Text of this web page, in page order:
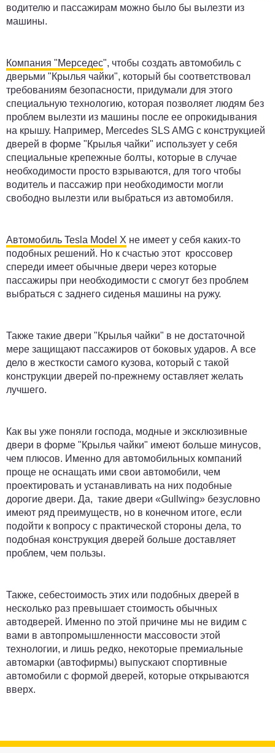
водителю и пассажирам можно было бы вылезти из
машины.
Компания "Мерседес", чтобы создать автомобиль с
дверьми "Крылья чайки", который бы соответствовал
требованиям безопасности, придумали для этого
специальную технологию, которая позволяет людям без
проблем вылезти из машины после ее опрокидывания
на крышу. Например, Mercedes SLS AMG с конструкцией
дверей в форме "Крылья чайки" использует у себя
специальные крепежные болты, которые в случае
необходимости просто взрываются, для того чтобы
водитель и пассажир при необходимости могли
свободно вылезти или выбраться из автомобиля.
Автомобиль Tesla Model X не имеет у себя каких-то
подобных решений. Но к счастью этот кроссовер
спереди имеет обычные двери через которые
пассажиры при необходимости с смогут без проблем
выбраться с заднего сиденья машины на ружу.
Также такие двери "Крылья чайки" в не достаточной
мере защищают пассажиров от боковых ударов. А все
дело в жесткости самого кузова, который с такой
конструкции дверей по-прежнему оставляет желать
лучшего.
Как вы уже поняли господа, модные и эксклюзивные
двери в форме "Крылья чайки" имеют больше минусов,
чем плюсов. Именно для автомобильных компаний
проще не оснащать ими свои автомобили, чем
проектировать и устанавливать на них подобные
дорогие двери. Да, такие двери «Gullwing» безусловно
имеют ряд преимуществ, но в конечном итоге, если
подойти к вопросу с практической стороны дела, то
подобная конструкция дверей больше доставляет
проблем, чем пользы.
Также, себестоимость этих или подобных дверей в
несколько раз превышает стоимость обычных
автодверей. Именно по этой причине мы не видим с
вами в автопромышленности массовости этой
технологии, и лишь редко, некоторые премиальные
автомарки (автофирмы) выпускают спортивные
автомобили с формой дверей, которые открываются
вверх.